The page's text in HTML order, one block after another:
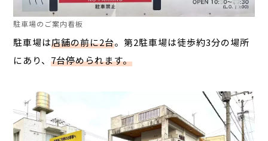
駐車場のご案内看板
駐車場は店舗の前に2台。第2駐車場は徒歩約3分の場所
にあり、7台停められます。